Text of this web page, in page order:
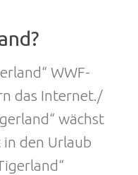
WWF-
das Internet./
wächst
den Urlaub